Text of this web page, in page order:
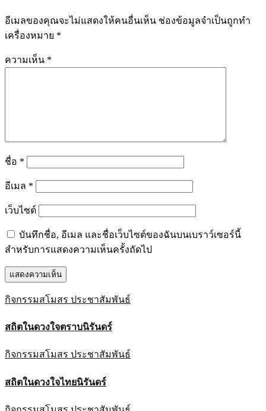
อีเมลของคุณจะไม่แสดงให้คนอื่นเห็น ช่องข้อมูลจำเป็นถูกทำ
เครื่องหมาย *
ความเห็น *
ชื่อ *
อีเมล *
เว็บไซต์
บันทึกชื่อ, อีเมล และชื่อเว็บไซต์ของฉันบนเบราว์เซอร์นี้
สำหรับการแสดงความเห็นครั้งถัดไป
กิจกรรมสโมสร ประชาสัมพันธ์
สถิตในดวงใจตราบนิรันดร์
กิจกรรมสโมสร ประชาสัมพันธ์
สถิตในดวงใจไทยนิรันดร์